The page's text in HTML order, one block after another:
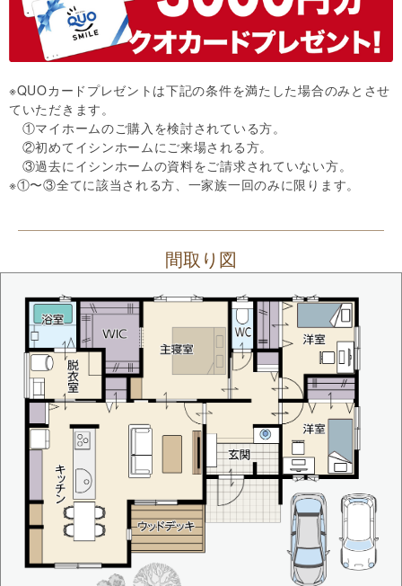
※QUOカードプレゼントは下記の条件を満たした場合のみとさせ
ていただきます。
①マイホームのご購入を検討されている方。
②初めてイシンホームにご来場される方。
③過去にイシンホームの資料をご請求されていない方。
※①〜③全てに該当される方、一家族一回のみに限ります。
間取り図